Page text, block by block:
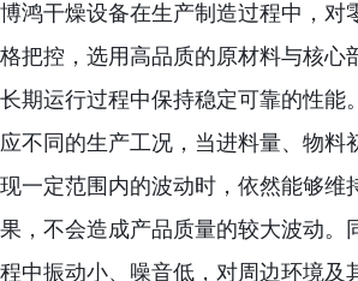
博鸿干燥设备在生产制造过程中，对
格把控，选用高品质的原材料与核心
长期运行过程中保持稳定可靠的性能
应不同的生产工况，当进料量、物料
现一定范围内的波动时，依然能够维
果，不会造成产品质量的较大波动。
程中振动小、噪音低，对周边环境及